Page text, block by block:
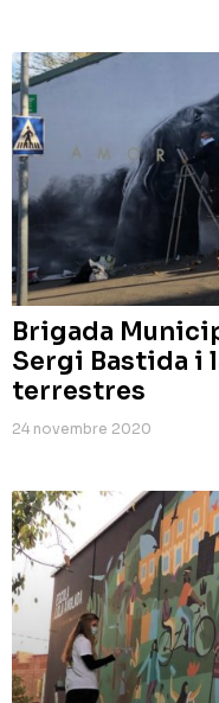
Brigada
Sergi Bastida i
terrestres
24 novembre 2020